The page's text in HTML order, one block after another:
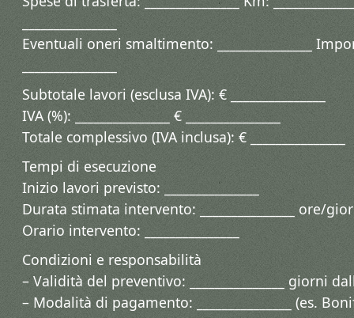
_______________
Eventuali oneri smaltimento: _______________
_______________
Subtotale lavori (esclusa IVA): € _______________
IVA (%): _______________ € _______________
Totale complessivo (IVA inclusa): € _______________
Tempi di esecuzione
Inizio lavori previsto: _______________
Durata stimata intervento: _______________ ore/
Orario intervento: _______________
Condizioni e responsabilità
– Validità del preventivo: _______________ giorni
– Modalità di pagamento: _______________ (es.